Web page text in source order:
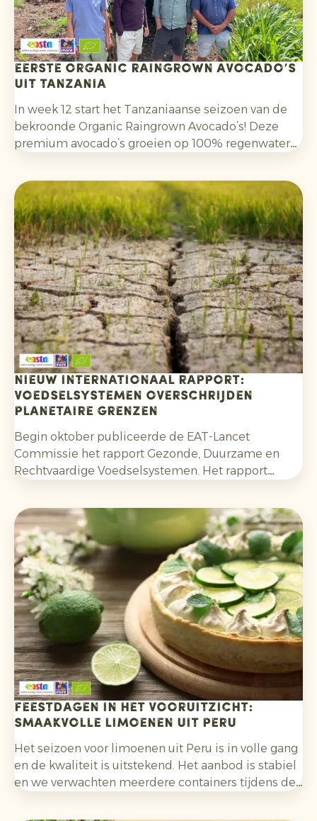
Eerste Organic Raingrown Avocado’s
uit Tanzania
In week 12 start het Tanzaniaanse seizoen van de
bekroonde Organic Raingrown Avocado’s! Deze
premium avocado’s groeien op 100% regenwater
herkomst uit Mexico, Tanzania, Brazilië en Kenia.
Nieuw internationaal rapport:
voedselsystemen overschrijden
planetaire grenzen
Begin oktober publiceerde de EAT-Lancet
Commissie het rapport Gezonde, Duurzame en
Rechtvaardige Voedselsystemen. Het rapport
geïntroduceerd, en is de meest uitgebreide
wetenschappelijke analyse van mondiale
voedselsystemen tot nu toe.
Feestdagen in het vooruitzicht:
smaakvolle limoenen uit Peru
Het seizoen voor limoenen uit Peru is in volle gang
en de kwaliteit is uitstekend. Het aanbod is stabiel
en we verwachten meerdere containers tijdens de